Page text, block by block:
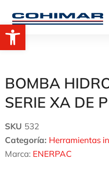
BOMBA
SERIE XA DE
SKU 532
Categoría: Herramientas
Marca: ENERPAC
Abrir barra de herramientas